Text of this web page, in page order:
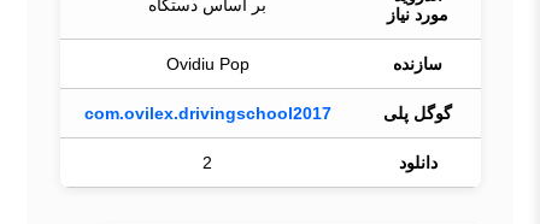
مورد نیاز
بر اساس دستگاه
سازنده Ovidiu Pop
گوگل پلی com.ovilex.drivingschool2017
دانلود 2